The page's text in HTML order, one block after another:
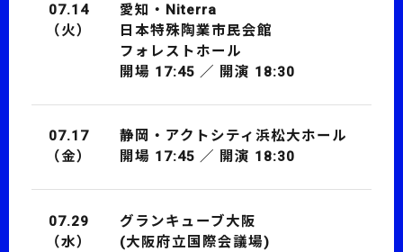
07.14
（火）
愛知・Niterra
日本特殊陶業市民会館
フォレストホール
開場 17:45 ／ 開演 18:30
07.17
（金）
静岡・アクトシティ浜松大ホール
開場 17:45 ／ 開演 18:30
07.29
（水）
グランキューブ大阪
(大阪府立国際会議場)